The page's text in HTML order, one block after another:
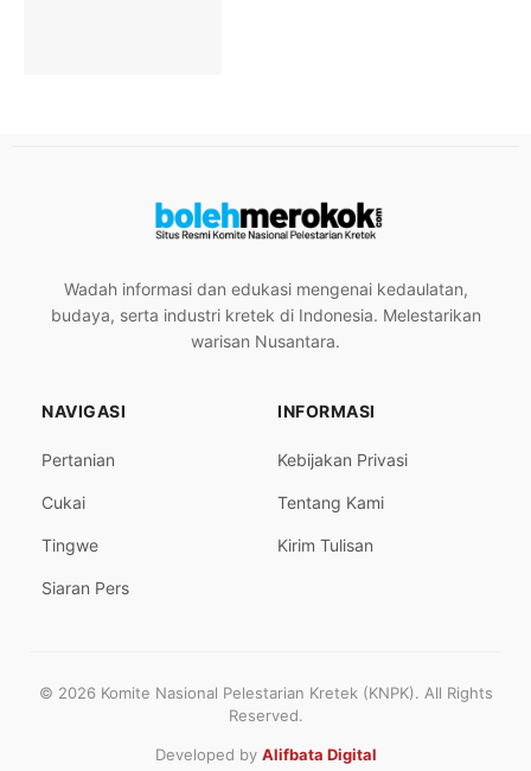
Wadah informasi dan edukasi mengenai kedaulatan,
budaya, serta industri kretek di Indonesia. Melestarikan
warisan Nusantara.
NAVIGASI
Pertanian
Cukai
Tingwe
Siaran Pers
INFORMASI
Kebijakan Privasi
Tentang Kami
Kirim Tulisan
© 2026 Komite Nasional Pelestarian Kretek (KNPK). All Rights
Reserved.
Developed by Alifbata Digital